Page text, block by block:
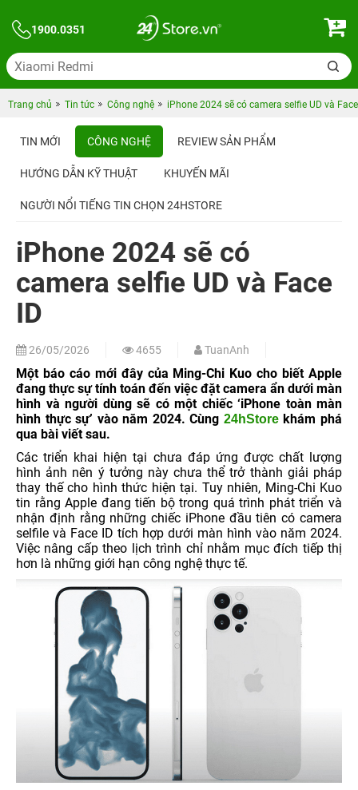
1900.0351
Trang chủ Tin tức Công nghệ iPhone 2024 sẽ có camera selfie UD và
TIN MỚI CÔNG NGHỆ REVIEW SẢN PHẨM
HƯỚNG DẪN KỸ THUẬT KHUYẾN MÃI
NGƯỜI NỔI TIẾNG TIN CHỌN 24HSTORE
iPhone 2024 sẽ có
camera selfie UD và Face
ID
26/05/2026 4655 TuanAnh
Một báo cáo mới đây của Ming-Chi Kuo cho biết Apple
đang thực sự tính toán đến việc đặt camera ẩn dưới màn
hình và người dùng sẽ có một chiếc ‘iPhone toàn màn
hình thực sự’ vào năm 2024. Cùng 24hStorekhám phá
qua bài viết sau.
Các triển khai hiện tại chưa đáp ứng được chất lượng
hình ảnh nên ý tưởng này chưa thể trở thành giải pháp
thay thế cho hình thức hiện tại. Tuy nhiên, Ming-Chi Kuo
tin rằng Apple đang tiến bộ trong quá trình phát triển và
nhận định rằng những chiếc iPhone đầu tiên có camera
selfile và Face ID tích hợp dưới màn hình vào năm 2024.
Việc nâng cấp theo lịch trình chỉ nhằm mục đích tiếp thị
hơn là những giới hạn công nghệ thực tế.